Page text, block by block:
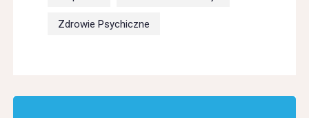
Zdrowie Psychiczne